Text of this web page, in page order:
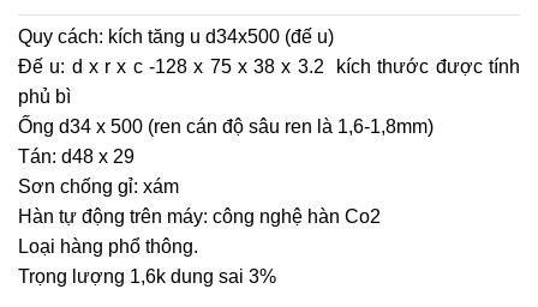
Quy cách: kích tăng u d34x500 (đế u)
Đế u: d x r x c -128 x 75 x 38 x 3.2 kích thước được tính
phủ bì
Ống d34 x 500 (ren cán độ sâu ren là 1,6-1,8mm)
Tán: d48 x 29
Sơn chống gỉ: xám
Hàn tự động trên máy: công nghệ hàn Co2
Loại hàng phổ thông.
Trọng lượng 1,6k dung sai 3%